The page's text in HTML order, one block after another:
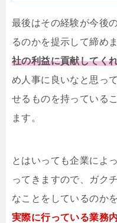
最後はその経験が今後
るのかを提示して締め
社の利益に貢献してく
め人事に良いなと思っ
せるものを持っている
ます。
とはいっても企業によ
ってきますので、ガク
なことをしているのか
実際に行っている業務